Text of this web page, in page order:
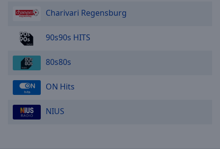
Charivari Regensburg
90s90s HITS
80s80s
ON Hits
NIUS